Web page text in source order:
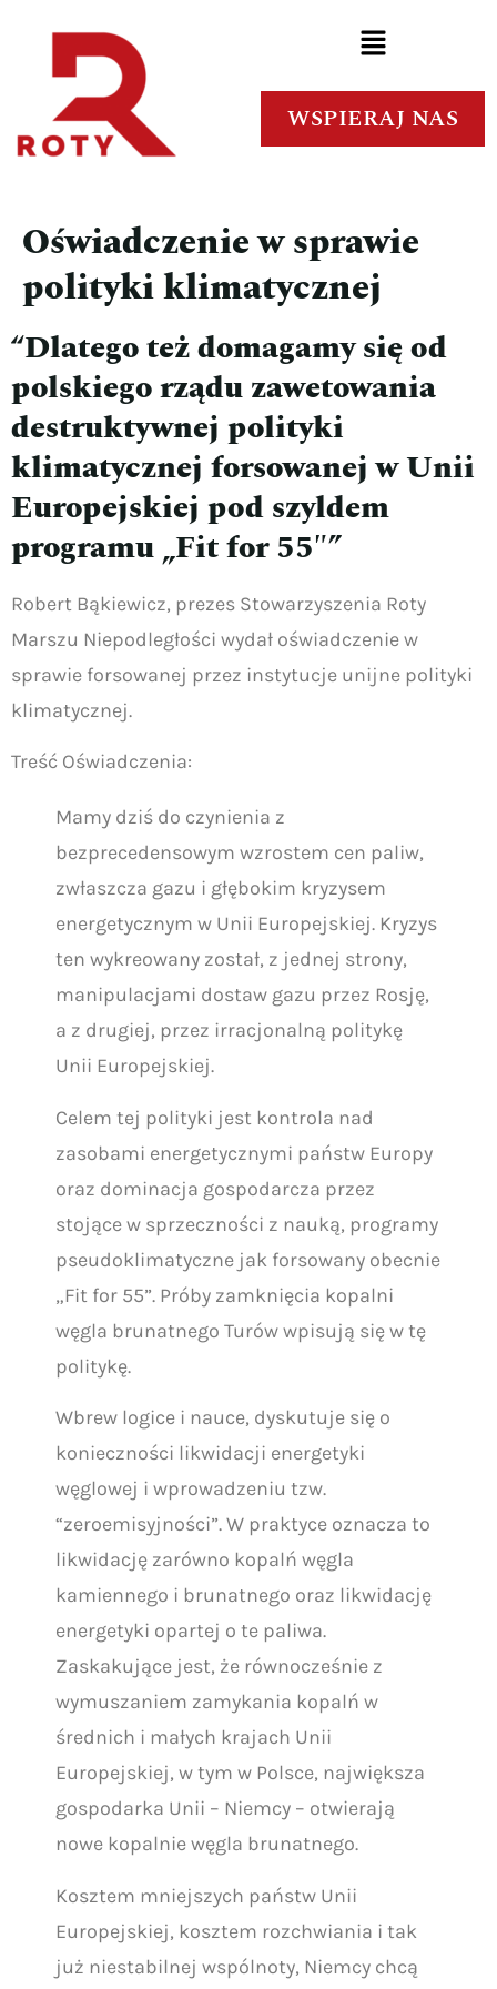
WSPIERAJ NAS
Oświadczenie w sprawie
polityki klimatycznej
“Dlatego też domagamy się od
polskiego rządu zawetowania
destruktywnej polityki
klimatycznej forsowanej w Unii
Europejskiej pod szyldem
programu „Fit for 55″”
Robert Bąkiewicz, prezes Stowarzyszenia Roty
Marszu Niepodległości wydał oświadczenie w
sprawie forsowanej przez instytucje unijne polityki
klimatycznej.
Treść Oświadczenia:
Mamy dziś do czynienia z
bezprecedensowym wzrostem cen paliw,
zwłaszcza gazu i głębokim kryzysem
energetycznym w Unii Europejskiej. Kryzys
ten wykreowany został, z jednej strony,
manipulacjami dostaw gazu przez Rosję,
a z drugiej, przez irracjonalną politykę
Unii Europejskiej.
Celem tej polityki jest kontrola nad
zasobami energetycznymi państw Europy
oraz dominacja gospodarcza przez
stojące w sprzeczności z nauką, programy
pseudoklimatyczne jak forsowany obecnie
„Fit for 55”. Próby zamknięcia kopalni
węgla brunatnego Turów wpisują się w tę
politykę.
Wbrew logice i nauce, dyskutuje się o
konieczności likwidacji energetyki
węglowej i wprowadzeniu tzw.
“zeroemisyjności”. W praktyce oznacza to
likwidację zarówno kopalń węgla
kamiennego i brunatnego oraz likwidację
energetyki opartej o te paliwa.
Zaskakujące jest, że równocześnie z
wymuszaniem zamykania kopalń w
średnich i małych krajach Unii
Europejskiej, w tym w Polsce, największa
gospodarka Unii – Niemcy – otwierają
nowe kopalnie węgla brunatnego.
Kosztem mniejszych państw Unii
Europejskiej, kosztem rozchwiania i tak
już niestabilnej wspólnoty, Niemcy chcą